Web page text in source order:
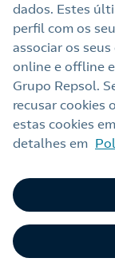
Nota legal
Política de
Política de cookies
Termos e
Alerta por fraude
Livro de
Canal de Ética e
dados. Estes
perfil com os
associar os
online e offline
Grupo Repsol.
recusar cookies
estas cookies
detalhes em